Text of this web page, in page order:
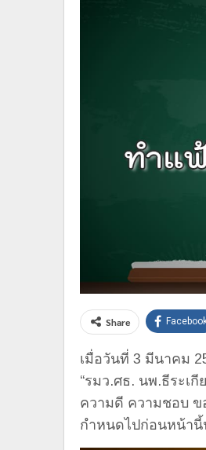
Share
เมื่อวันที่ 3 มีนาคม
“รมว.ศธ. นพ.ธีระเ
ความดี ความชอบ ข
กำหนดไปก่อนหน้านี้